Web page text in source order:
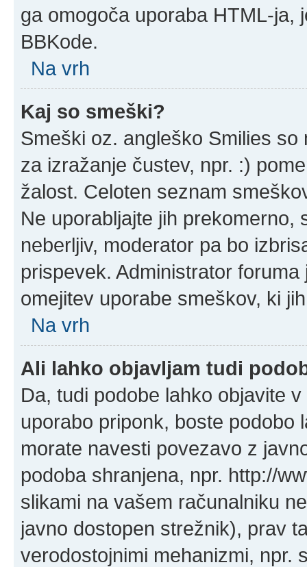
ga omogoča uporaba HTML-ja,
BBKode.
Na vrh
Kaj so smeški?
Smeški oz. angleško Smilies
za izražanje čustev, npr. :)
žalost. Celoten seznam
Ne uporabljajte jih
neberljiv, moderator pa bo
prispevek. Administrator
omejitev uporabe smeškov, ki
Na vrh
Ali lahko objavljam tudi
Da, tudi podobe lahko objavite
uporabo priponk, boste podobo
morate navesti povezavo z
podoba shranjena, npr. http://
slikami na vašem računalniku
javno dostopen strežnik), prav
verodostojnimi mehanizmi, npr.